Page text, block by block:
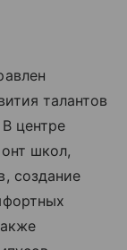
талантов
центре
школ,
создание